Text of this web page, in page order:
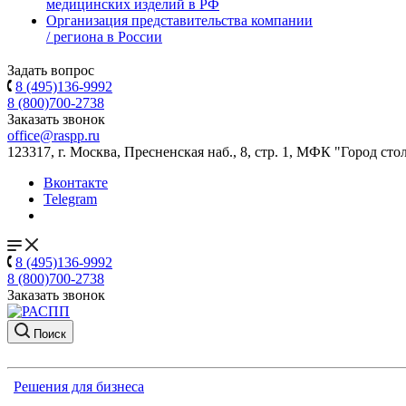
медицинских изделий в РФ
Организация представительства компании
/ региона в России
Задать вопрос
8 (495)136-9992
8 (800)700-2738
Заказать звонок
office@raspp.ru
123317, г. Москва, Пресненская наб., 8, стр. 1, МФК "Город
Вконтакте
Telegram
8 (495)136-9992
8 (800)700-2738
Заказать звонок
Поиск
Решения для бизнеса